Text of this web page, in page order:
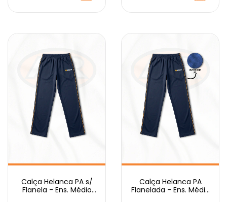
Calça Helanca PA s/
Flanela - Ens. Médio
Calça Helanca PA
Flanelada - Ens. Médio